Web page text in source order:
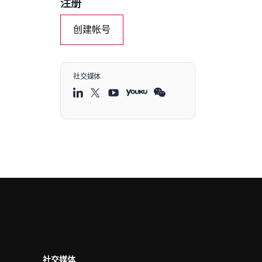
注册
创建帐号
社交媒体
社交媒体